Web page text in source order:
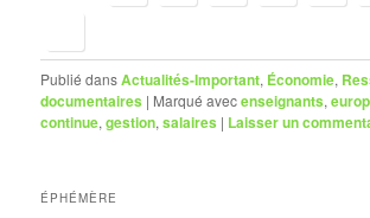
Publié dansActualités-Important, Économie,
documentaires | Marqué avecenseignants,
continue,gestion,salaires | Laisser un
ÉPHÉMÈRE